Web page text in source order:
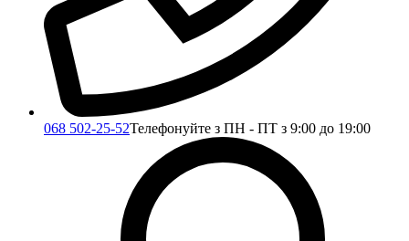
068 502-25-52Телефонуйте з ПН - ПТ з 9:00 до 19:00